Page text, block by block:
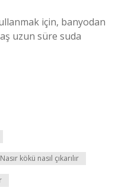
için, banyodan
uzun süre suda
Nasır kökü nasıl çıkarılır